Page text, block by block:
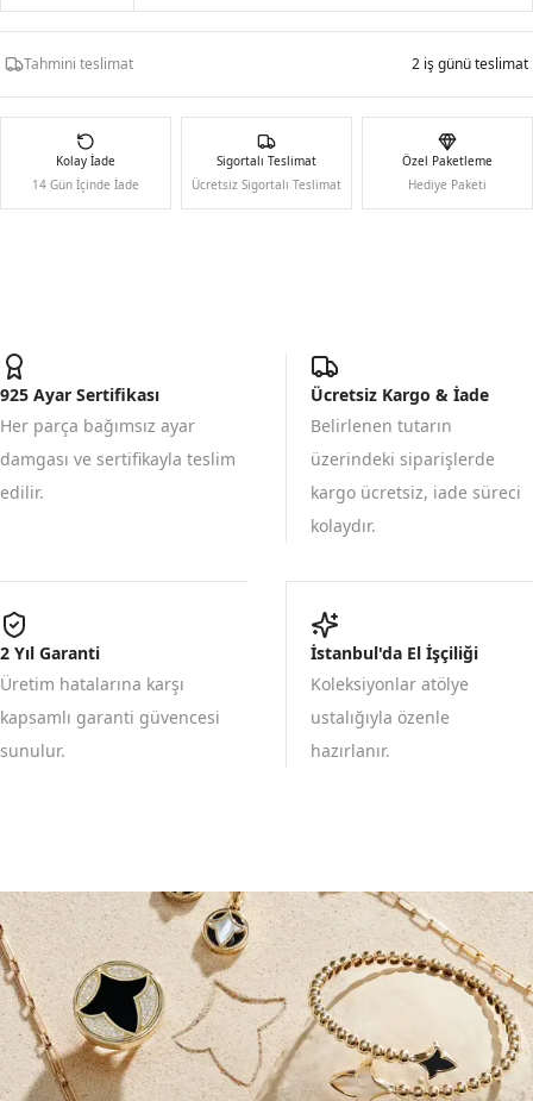
Tahmini teslimat 2 iş günü teslimat
Kolay İade
14 Gün İçinde İade
Sigortalı Teslimat
Ücretsiz Sigortalı Teslimat
Özel Paketleme
Hediye Paketi
925 Ayar Sertifikası
Her parça bağımsız ayar
damgası ve sertifikayla teslim
edilir.
Ücretsiz Kargo & İade
Belirlenen tutarın
üzerindeki siparişlerde
kargo ücretsiz, iade süreci
kolaydır.
2 Yıl Garanti
Üretim hatalarına karşı
kapsamlı garanti güvencesi
sunulur.
İstanbul'da El İşçiliği
Koleksiyonlar atölye
ustalığıyla özenle
hazırlanır.